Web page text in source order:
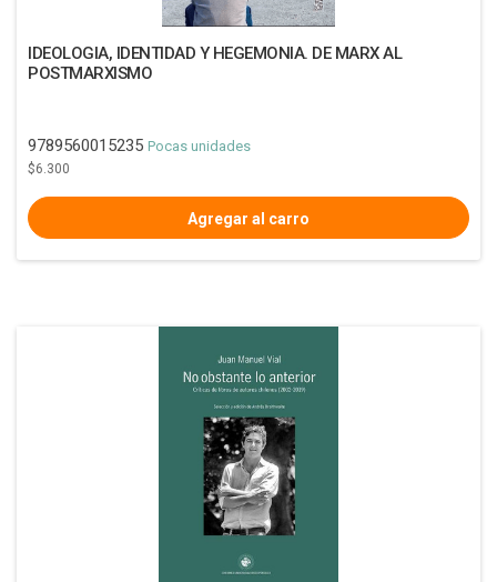
IDEOLOGIA, IDENTIDAD Y HEGEMONIA. DE MARX AL
POSTMARXISMO
9789560015235 Pocas unidades
$6.300